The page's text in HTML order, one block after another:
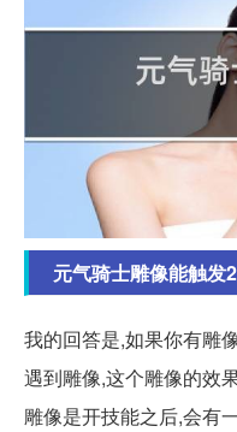
元气骑士雕像能触发
我的回答是,如果你有雕
遇到雕像,这个雕像的效
雕像是开技能之后,会有